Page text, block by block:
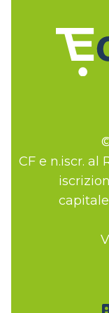
CF e n.iscr. al